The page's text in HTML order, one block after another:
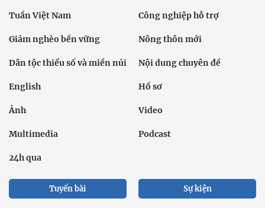
Tuần Việt Nam Công nghiệp hỗ trợ
Giảm nghèo bền vững Nông thôn mới
Dân tộc thiểu số và miền núi Nội dung chuyên đề
English Hồ sơ
Ảnh Video
Multimedia Podcast
24h qua
Tuyến bài Sự kiện